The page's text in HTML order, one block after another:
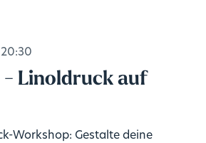
- Linoldruck auf
Workshop: Gestalte deine